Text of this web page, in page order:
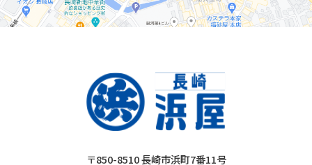
〒850-8510 長崎市浜町7番11号